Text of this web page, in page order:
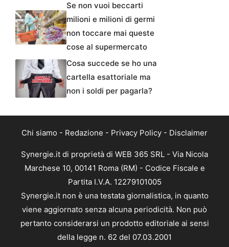
Se non vuoi beccarti
milioni e milioni di germi
non toccare mai queste
cose al supermercato
Cosa succede se ho una
cartella esattoriale ma
non i soldi per pagarla?
Chi siamo - Redazione - Privacy Policy - Disclaimer
Synergie.it di proprietà di WEB 365 SRL - Via Nicola
Marchese 10, 00141 Roma (RM) - Codice Fiscale e
Partita I.V.A. 12279101005
Synergie.it non è una testata giornalistica, in quanto
viene aggiornato senza alcuna periodicità. Non può
pertanto considerarsi un prodotto editoriale ai sensi
della legge n. 62 del 07.03.2001